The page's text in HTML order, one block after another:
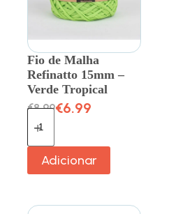
Fio de Malha
Refinatto 15mm –
Verde Tropical
€8.99€6.99
Adicionar